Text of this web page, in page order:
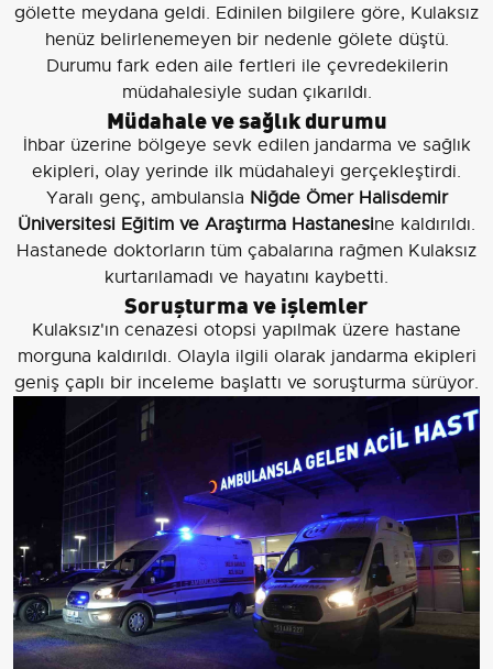
gölette meydana geldi. Edinilen bilgilere göre, Kulaksız
henüz belirlenemeyen bir nedenle gölete düştü.
Durumu fark eden aile fertleri ile çevredekilerin
müdahalesiyle sudan çıkarıldı.
Müdahale ve sağlık durumu
İhbar üzerine bölgeye sevk edilen jandarma ve sağlık
ekipleri, olay yerinde ilk müdahaleyi gerçekleştirdi.
Yaralı genç, ambulansla Niğde Ömer Halisdemir
Üniversitesi Eğitim ve Araştırma Hastanesine kaldırıldı.
Hastanede doktorların tüm çabalarına rağmen Kulaksız
kurtarılamadı ve hayatını kaybetti.
Soruşturma ve işlemler
Kulaksız'ın cenazesi otopsi yapılmak üzere hastane
morguna kaldırıldı. Olayla ilgili olarak jandarma ekipleri
geniş çaplı bir inceleme başlattı ve soruşturma sürüyor.